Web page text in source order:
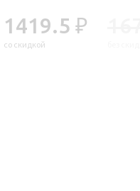
1419.5 ₽
со скидкой